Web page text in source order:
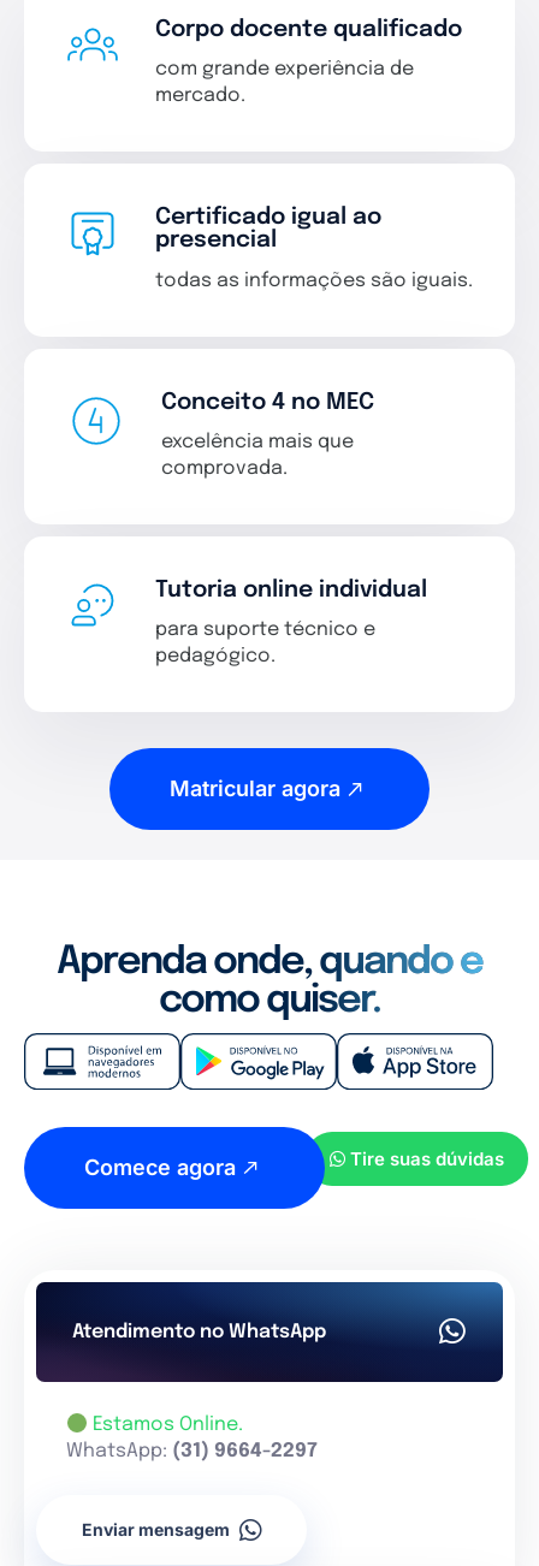
Corpo docente qualificado
com grande experiência de
mercado.
Certificado igual ao
presencial
todas as informações são iguais.
Conceito 4 no MEC
excelência mais que
comprovada.
Tutoria online individual
para suporte técnico e
pedagógico.
Matricular agora
Aprenda onde, quando e
como quiser.
Comece agora Tire suas dúvidas
Atendimento no WhatsApp
Estamos Online.
WhatsApp: (31) 9664-2297
Enviar mensagem